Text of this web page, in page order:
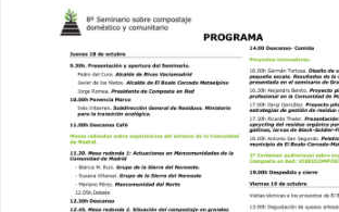
e
b
o
o
k
tt
er
k
e
dI
n